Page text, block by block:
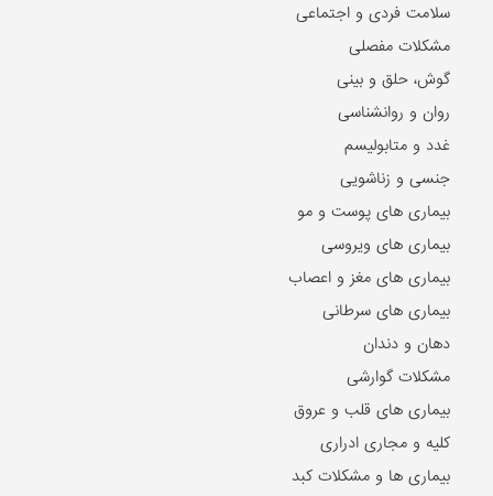
سلامت فردی و اجتماعی
مشکلات مفصلی
گوش، حلق و بینی
روان و روانشناسی
غدد و متابولیسم
جنسی و زناشویی
بیماری های پوست و مو
بیماری های ویروسی
بیماری های مغز و اعصاب
بیماری های سرطانی
دهان و دندان
مشکلات گوارشی
بیماری های قلب و عروق
کلیه و مجاری ادراری
بیماری ها و مشکلات کبد